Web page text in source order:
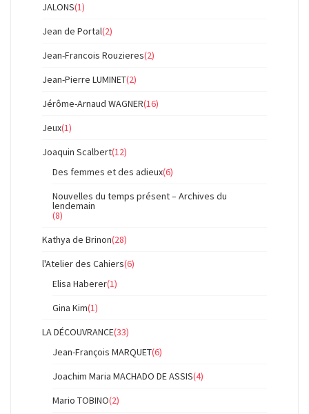
JALONS(1)
Jean de Portal(2)
Jean-Francois Rouzieres(2)
Jean-Pierre LUMINET(2)
Jérôme-Arnaud WAGNER(16)
Jeux(1)
Joaquin Scalbert(12)
Des femmes et des adieux(6)
Nouvelles du temps présent – Archives du
lendemain
(8)
Kathya de Brinon(28)
l'Atelier des Cahiers(6)
Elisa Haberer(1)
Gina Kim(1)
LA DÉCOUVRANCE(33)
Jean-François MARQUET(6)
Joachim Maria MACHADO DE ASSIS(4)
Mario TOBINO(2)